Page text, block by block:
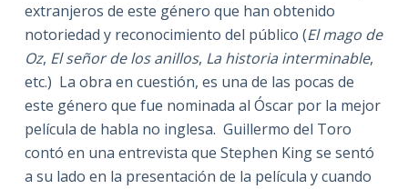
extranjeros de este género que han obtenido
notoriedad y reconocimiento del público (El mago de
Oz, El señor de los anillos, La historia interminable,
etc.) La obra en cuestión, es una de las pocas de
este género que fue nominada al Óscar por la mejor
película de habla no inglesa. Guillermo del Toro
contó en una entrevista que Stephen King se sentó
a su lado en la presentación de la película y cuando